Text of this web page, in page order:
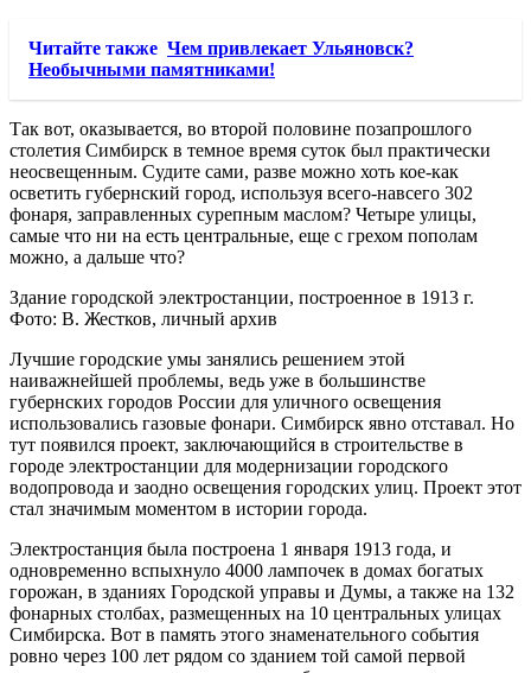
Читайте также Чем привлекает Ульяновск?
Необычными памятниками!
Так вот, оказывается, во второй половине позапрошлого
столетия Симбирск в темное время суток был практически
неосвещенным. Судите сами, разве можно хоть кое-как
осветить губернский город, используя всего-навсего 302
фонаря, заправленных сурепным маслом? Четыре улицы,
самые что ни на есть центральные, еще с грехом пополам
можно, а дальше что?
Здание городской электростанции, построенное в 1913 г.
Фото: В. Жестков, личный архив
Лучшие городские умы занялись решением этой
наиважнейшей проблемы, ведь уже в большинстве
губернских городов России для уличного освещения
использовались газовые фонари. Симбирск явно отставал. Но
тут появился проект, заключающийся в строительстве в
городе электростанции для модернизации городского
водопровода и заодно освещения городских улиц. Проект этот
стал значимым моментом в истории города.
Электростанция была построена 1 января 1913 года, и
одновременно вспыхнуло 4000 лампочек в домах богатых
горожан, в зданиях Городской управы и Думы, а также на 132
фонарных столбах, размещенных на 10 центральных улицах
Симбирска. Вот в память этого знаменательного события
ровно через 100 лет рядом со зданием той самой первой